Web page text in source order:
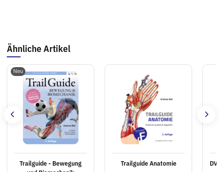
Ähnliche Artikel
Neu
Trailguide - Bewegung
Trailguide Anatomie